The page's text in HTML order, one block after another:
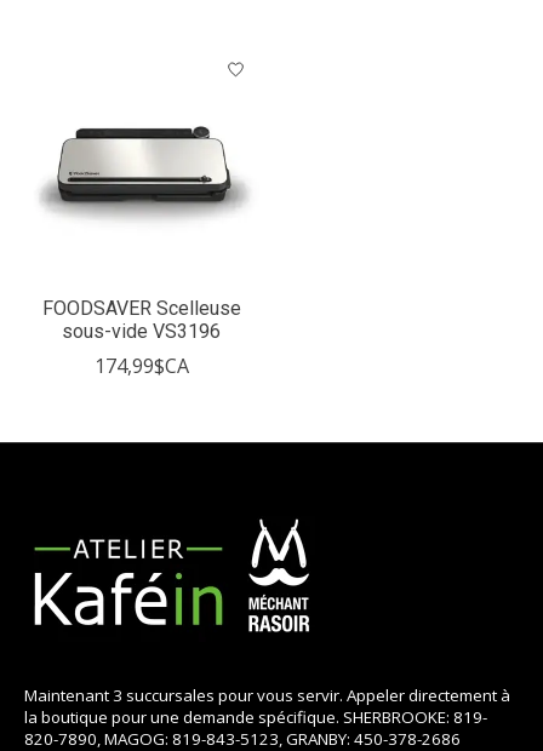
FOODSAVER Scelleuse
sous-vide VS3196
174,99$CA
Maintenant 3 succursales pour vous servir. Appeler directement à
la boutique pour une demande spécifique. SHERBROOKE: 819-
820-7890, MAGOG: 819-843-5123, GRANBY: 450-378-2686